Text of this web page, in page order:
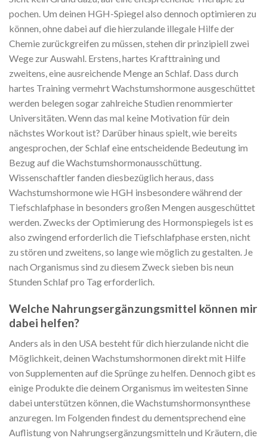
pochen. Um deinen HGH-Spiegel also dennoch optimieren zu
können, ohne dabei auf die hierzulande illegale Hilfe der
Chemie zurückgreifen zu müssen, stehen dir prinzipiell zwei
Wege zur Auswahl. Erstens, hartes Krafttraining und
zweitens, eine ausreichende Menge an Schlaf. Dass durch
hartes Training vermehrt Wachstumshormone ausgeschüttet
werden belegen sogar zahlreiche Studien renommierter
Universitäten. Wenn das mal keine Motivation für dein
nächstes Workout ist? Darüber hinaus spielt, wie bereits
angesprochen, der Schlaf eine entscheidende Bedeutung im
Bezug auf die Wachstumshormonausschüttung.
Wissenschaftler fanden diesbezüglich heraus, dass
Wachstumshormone wie HGH insbesondere während der
Tiefschlafphase in besonders großen Mengen ausgeschüttet
werden. Zwecks der Optimierung des Hormonspiegels ist es
also zwingend erforderlich die Tiefschlafphase ersten, nicht
zu stören und zweitens, so lange wie möglich zu gestalten. Je
nach Organismus sind zu diesem Zweck sieben bis neun
Stunden Schlaf pro Tag erforderlich.
Welche Nahrungsergänzungsmittel können mir
dabei helfen?
Anders als in den USA besteht für dich hierzulande nicht die
Möglichkeit, deinen Wachstumshormonen direkt mit Hilfe
von Supplementen auf die Sprünge zu helfen. Dennoch gibt es
einige Produkte die deinem Organismus im weitesten Sinne
dabei unterstützen können, die Wachstumshormonsynthese
anzuregen. Im Folgenden findest du dementsprechend eine
Auflistung von Nahrungsergänzungsmitteln und Kräutern, die